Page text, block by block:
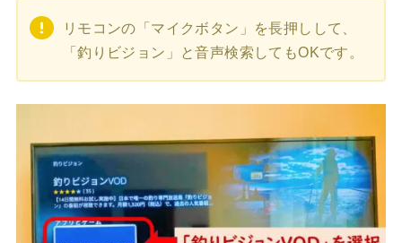
リモコンの「マイクボタン」を長押しして、
「釣りビジョン」と音声検索してもOKです。